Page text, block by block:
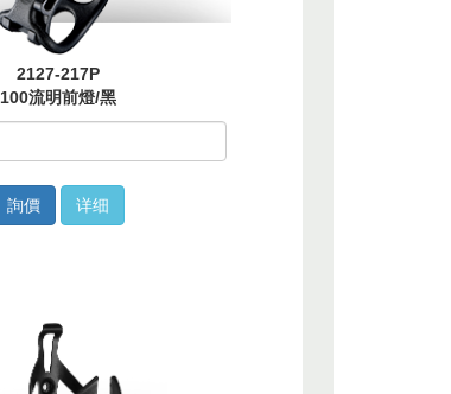
2127-217P
100流明前燈/黑
詢價 详细